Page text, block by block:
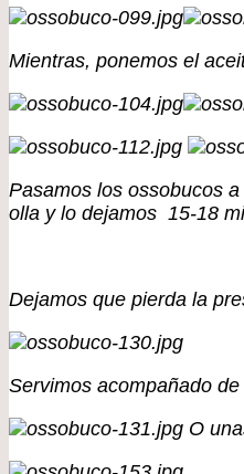
Mientras, ponemos el
Pasamos los ossobucos
olla y lo dejamos 15-18
Dejamos que pierda la
Servimos acompañado
O